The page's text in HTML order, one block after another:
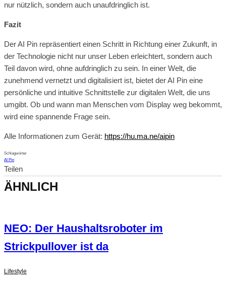
nur nützlich, sondern auch unaufdringlich ist.
Fazit
Der AI Pin repräsentiert einen Schritt in Richtung einer Zukunft, in
der Technologie nicht nur unser Leben erleichtert, sondern auch
Teil davon wird, ohne aufdringlich zu sein. In einer Welt, die
zunehmend vernetzt und digitalisiert ist, bietet der AI Pin eine
persönliche und intuitive Schnittstelle zur digitalen Welt, die uns
umgibt. Ob und wann man Menschen vom Display weg bekommt,
wird eine spannende Frage sein.
Alle Informationen zum Gerät: https://hu.ma.ne/aipin
Schlagwörter
AI Pin
Teilen
ÄHNLICH
NEO: Der Haushaltsroboter im
Strickpullover ist da
Lifestyle